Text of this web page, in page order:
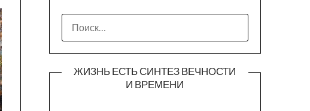
ЖИЗНЬ ЕСТЬ СИНТЕЗ ВЕЧНОСТИ
И ВРЕМЕНИ